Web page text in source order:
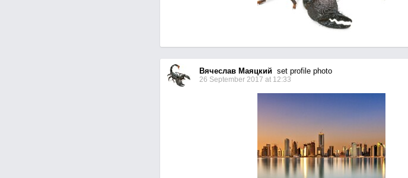
Вячеслав Маяцкийset profile photo
26 September 2017 at 12:33